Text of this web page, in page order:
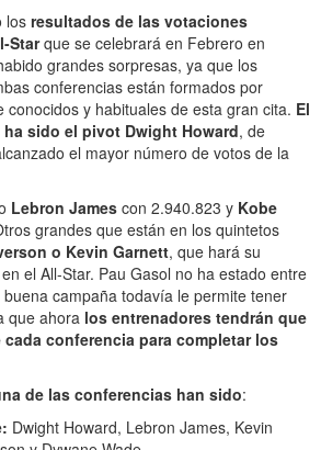
los resultados de las votaciones
Starque se celebrará en Febrero en
grandes sorpresas, ya que los
conferencias están formados por
y habituales de esta gran cita. El
sido el pivot Dwight Howard, de
el mayor número de votos de la
Lebron James con 2.940.823 y Kobe
grandes que están en los quintetos
o Kevin Garnett, que hará su
el All-Star. Pau Gasol no ha estado entre
campaña todavía le permite tener
que ahora los entrenadores tendrán que
conferencia para completar los
de las conferencias han sido:
Dwight Howard, Lebron James, Kevin